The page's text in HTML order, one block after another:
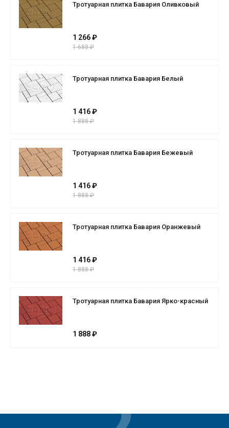
Тротуарная плитка Бавария Оливковый
1 266 ₽
1 688 ₽
Тротуарная плитка Бавария Белый
1 416 ₽
1 888 ₽
Тротуарная плитка Бавария Бежевый
1 416 ₽
1 888 ₽
Тротуарная плитка Бавария Оранжевый
1 416 ₽
1 888 ₽
Тротуарная плитка Бавария Ярко-красный
1 888 ₽